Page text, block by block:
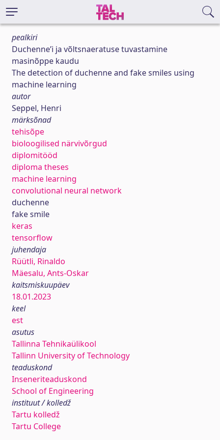
pealkiri
Duchenne’i ja võltsnaeratuse tuvastamine
masinõppe kaudu
The detection of duchenne and fake smiles using
machine learning
autor
Seppel, Henri
märksõnad
tehisõpe
bioloogilised närvivõrgud
diplomitööd
diploma theses
machine learning
convolutional neural network
duchenne
fake smile
keras
tensorflow
juhendaja
Rüütli, Rinaldo
Mäesalu, Ants-Oskar
kaitsmiskuupäev
18.01.2023
keel
est
asutus
Tallinna Tehnikaülikool
Tallinn University of Technology
teaduskond
Inseneriteaduskond
School of Engineering
instituut / kolledž
Tartu kolledž
Tartu College